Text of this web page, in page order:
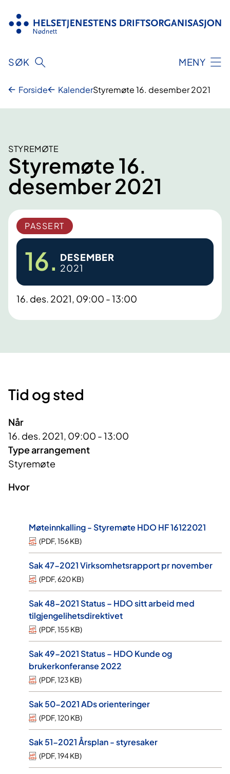
innhold
SØK MENY
Forside KalenderStyremøte 16. desember 2021
STYREMØTE
Styremøte 16.
desember 2021
PASSERT
16. DESEMBER
2021
16. des. 2021, 09:00 - 13:00
Tid og sted
Når
16. des. 2021, 09:00 - 13:00
Type arrangement
Styremøte
Hvor
Møteinnkalling - Styremøte HDO HF 16122021
(PDF,156 KB)
Sak 47-2021 Virksomhetsrapport pr november
(PDF,620 KB)
Sak 48-2021 Status – HDO sitt arbeid med
tilgjengelihetsdirektivet
(PDF,155 KB)
Sak 49-2021 Status – HDO Kunde og
brukerkonferanse 2022
(PDF,123 KB)
Sak 50-2021 ADs orienteringer
(PDF,120 KB)
Sak 51-2021 Årsplan - styresaker
(PDF,194 KB)